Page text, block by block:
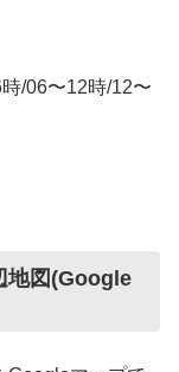
/06〜12時/12〜
地図(Google